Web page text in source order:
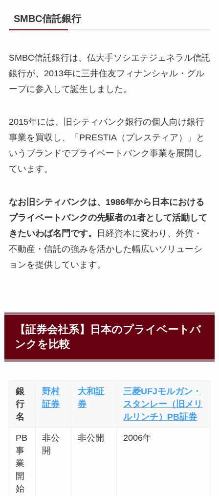
SMBC信託銀行
SMBC信託銀行は、仏大手ソシエテジェネラル信託
銀行が、2013年に三井住友フィナンシャル・グル
ープに参入して誕生しました。
2015年には、旧シティバンク銀行の個人向け銀行
事業を買収し、「PRESTIA（プレスティア）」と
いうブランドでプライベートバンク事業を展開し
ています。
なお旧シティバンクは、1986年から日本における
プライベートバンクの先駆者の1者として活動して
きたいわば名門です。
日経資本に変わり、外貨・
不動産・信託の強みを活かした幅広いソリューシ
ョンを提供しています。
【証券会社系】日本のプライベートバ
ンクを比較
銀
行
名
野村
証券
大和証
券
三菱UFJモルガン・
スタンレー（旧メリ
ルリンチ）PB証券
PB
事
業
開
始
非公
開
非公開 2006年